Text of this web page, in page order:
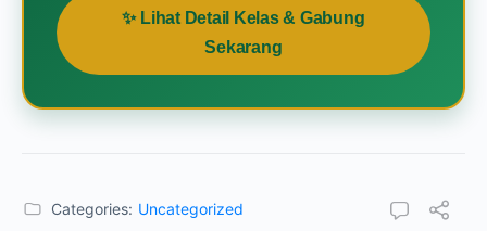
✨ Lihat Detail Kelas & Gabung
Sekarang
Categories: Uncategorized